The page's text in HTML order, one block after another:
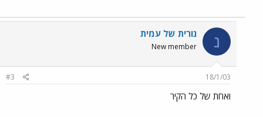
נ נורית של עמית
New member
18/1/03
#3
ואחת של כל הקיר